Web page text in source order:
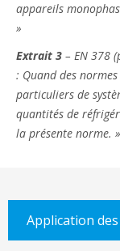
appareils
»
​Extrait 3 – EN 378
: Quand des
particuliers de
quantités de
la présente norme. »
Application